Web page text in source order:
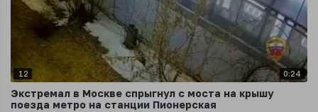
12 0:24
Экстремал в Москве спрыгнул с моста на крышу
поезда метро на станции Пионерская